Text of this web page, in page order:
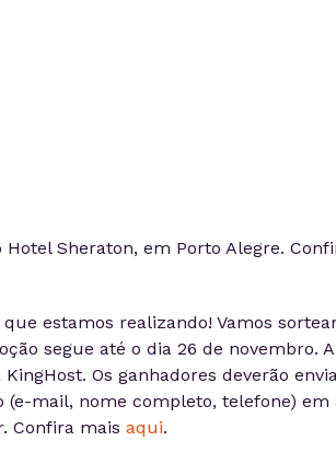
Hotel Sheraton, em Porto Alegre.
estamos realizando! Vamos
segue até o dia 26 de novembro. A
Os ganhadores deverão
(e-mail, nome completo, telefone) em
Confira mais aqui.